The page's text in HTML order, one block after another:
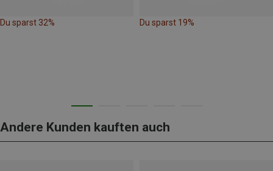
Du sparst 32% Du sparst 19%
Andere Kunden kauften auch